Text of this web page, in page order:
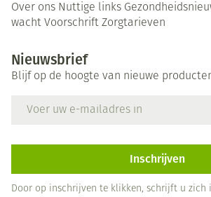
Over ons Nuttige links
wacht Voorschrift Zorgtarieven
Nieuwsbrief
Blijf op de hoogte van nieuwe
Inschrijven
Door op inschrijven te klikken, schrijft u zich